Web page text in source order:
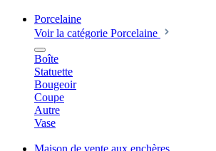
Porcelaine
Voir la catégorie Porcelaine
Boîte
Statuette
Bougeoir
Coupe
Autre
Vase
Maison de vente aux enchères